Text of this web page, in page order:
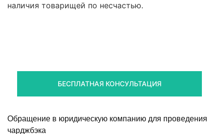
наличия товарищей по несчастью.
БЕСПЛАТНАЯ КОНСУЛЬТАЦИЯ
Обращение в юридическую компанию для проведения
чарджбэка